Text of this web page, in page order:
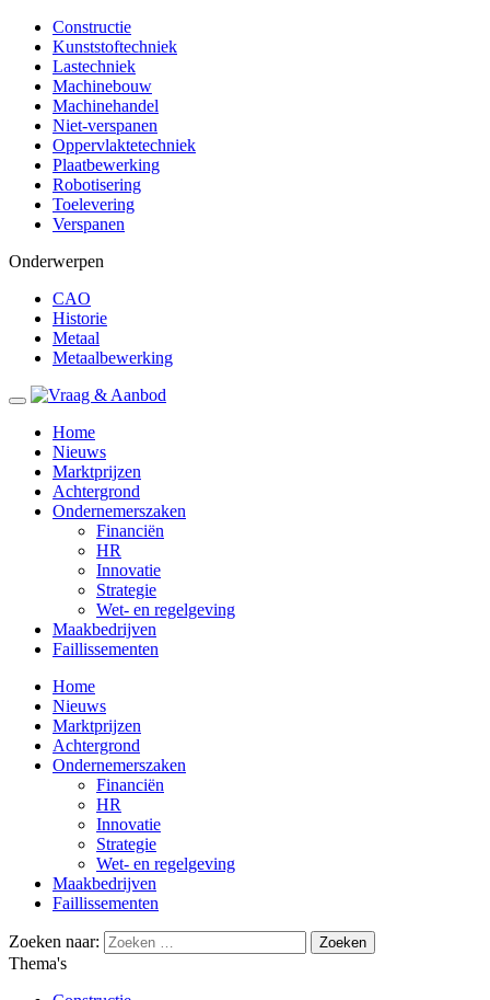
Constructie
Kunststoftechniek
Lastechniek
Machinebouw
Machinehandel
Niet-verspanen
Oppervlaktetechniek
Plaatbewerking
Robotisering
Toelevering
Verspanen
Onderwerpen
CAO
Historie
Metaal
Metaalbewerking
Home
Nieuws
Marktprijzen
Achtergrond
Ondernemerszaken
Financiën
HR
Innovatie
Strategie
Wet- en regelgeving
Maakbedrijven
Faillissementen
Home
Nieuws
Marktprijzen
Achtergrond
Ondernemerszaken
Financiën
HR
Innovatie
Strategie
Wet- en regelgeving
Maakbedrijven
Faillissementen
Zoeken naar:
Thema's